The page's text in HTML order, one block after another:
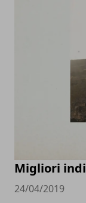
Migliori
24/04/2019